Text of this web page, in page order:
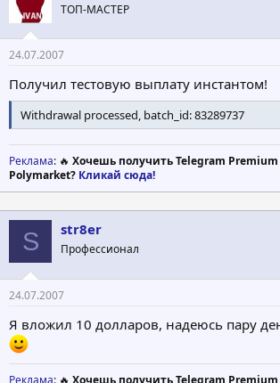
ТОП-МАСТЕР
24.07.2007
Получил тестовую выплату инстантом!
Withdrawal processed, batch_id: 83289737
Реклама: 🔥 Хочешь получить Telegram Premium
Polymarket? Кликай сюда!
S str8er
Профессионал
24.07.2007
Я вложил 10 долларов, надеюсь пару
Реклама: 🔥 Хочешь получить Telegram Premium